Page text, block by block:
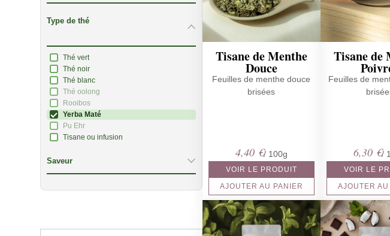
Type de thé
Thé vert
Thé noir
Thé blanc
Thé oolong
Rooibos
Yerba Maté
Pu Ehr
Tisane ou infusion
Saveur
Tisane de Menthe
Douce
Feuilles de menthe douce
brisées
4,40 €/ 100g
VOIR LE PRODUIT
AJOUTER AU PANIER
Tisane de
Feuilles de
6,30 €/
VOIR LE
AJOUTER